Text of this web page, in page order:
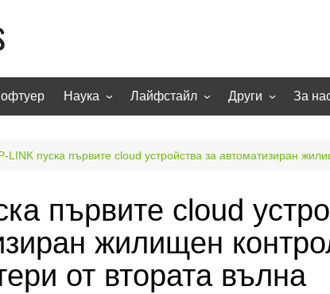
Наука
Роботи
Лайфстайл
Игри
Осветление
Отопление/климатизация
Образование
Бизнес
Други
СТАТИИ
Помощна
UFO
За
LINK пуска първите cloud устройства за автоматизиран
първите cloud
жилищен
от втората вълна